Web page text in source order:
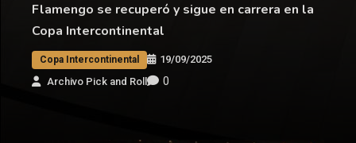
Flamengo se recuperó y sigue en carrera en la
Copa Intercontinental
Copa Intercontinental
19/09/2025
Archivo Pick and Roll
0